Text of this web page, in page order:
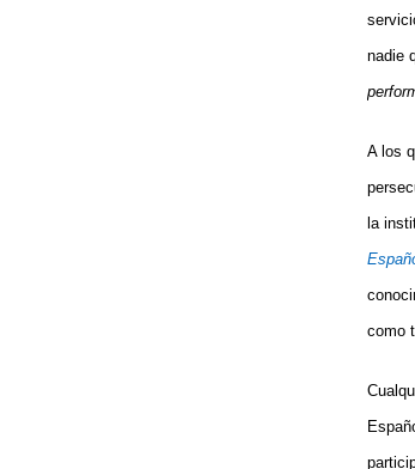
nadie
A los
la
como